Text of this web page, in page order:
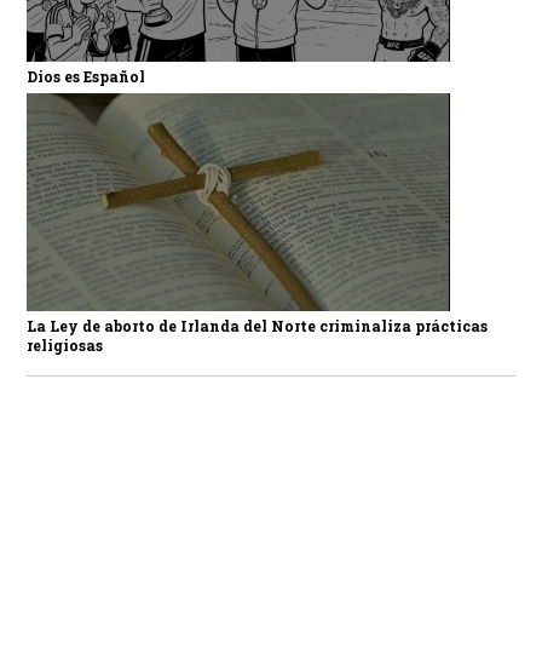
Dios es Español
La Ley de aborto de Irlanda del Norte criminaliza prácticas
religiosas